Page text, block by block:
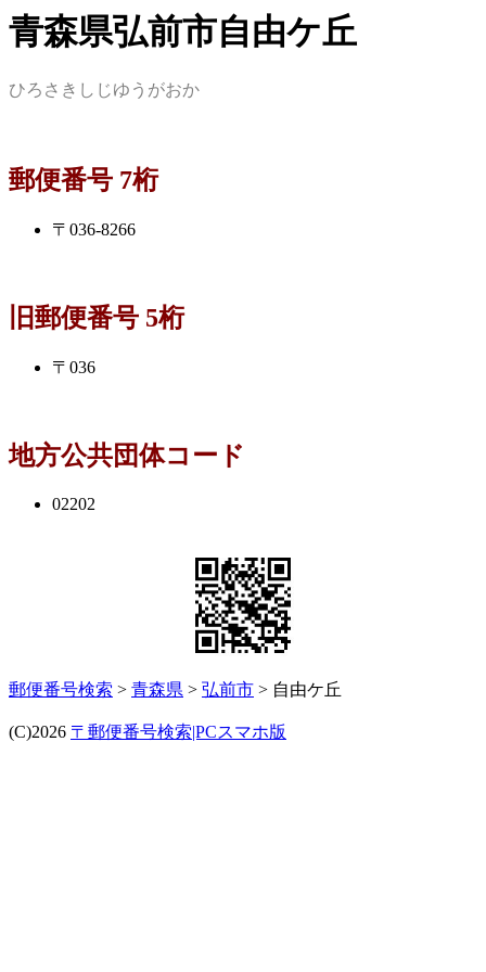
青森県弘前市自由ケ丘
ひろさきしじゆうがおか
郵便番号 7桁
〒036-8266
旧郵便番号 5桁
〒036
地方公共団体コード
02202
郵便番号検索 > 青森県 > 弘前市 > 自由ケ丘
(C)2026 〒郵便番号検索|PCスマホ版